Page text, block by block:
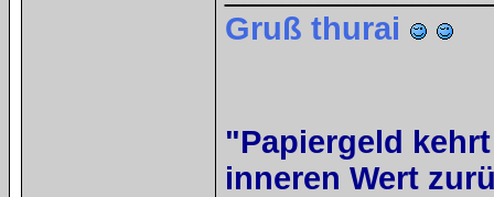
Gruß thurai
"Papiergeld
inneren Wert